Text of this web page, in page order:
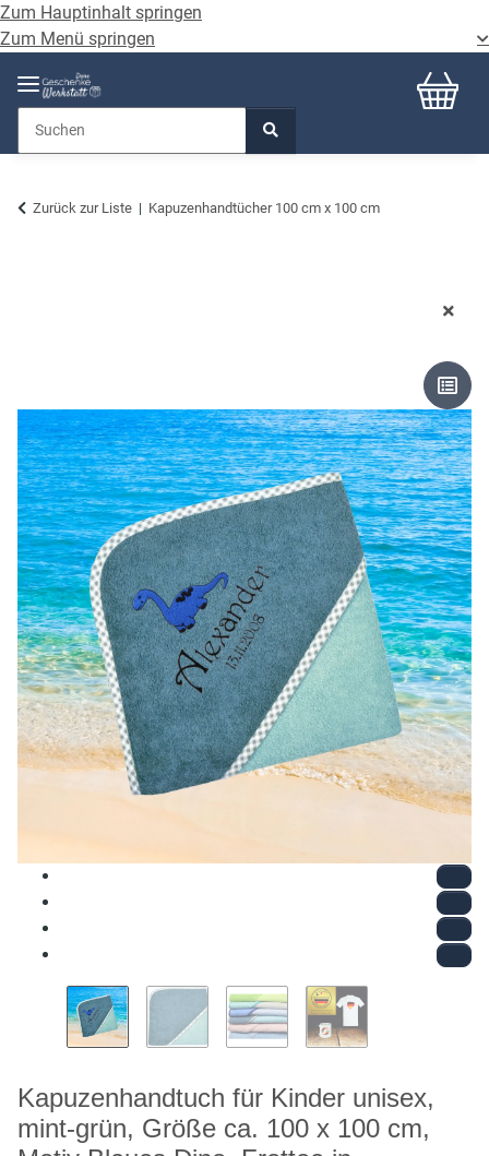
Zum Hauptinhalt springen
Zum Menü springen
Zurück zur Liste Kapuzenhandtücher 100 cm x 100 cm
Kapuzenhandtuch für Kinder unisex,
mint-grün, Größe ca. 100 x 100 cm,